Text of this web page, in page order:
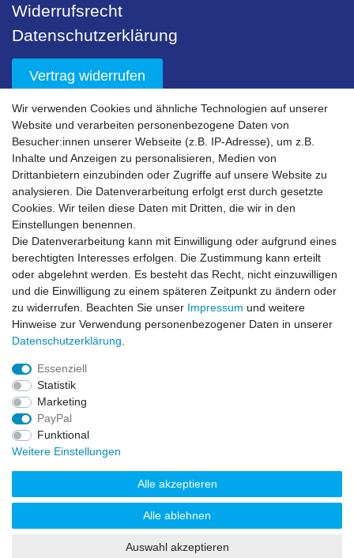
Widerrufsrecht
Datenschutzerklärung
Vertrag widerrufen
Unser Service
Sicherheit
Nachhaltigkeit
Downloads
Bestell- & Servicehotline
Akzeptierte Zahlungsarten
© 2022 FAHRZEUGTECHNIK NORD GmbH
Wir verwenden Cookies und ähnliche Technologien auf unserer
Website und verarbeiten personenbezogene Daten von
Besucher:innen unserer Webseite (z.B. IP-Adresse), um z.B.
Inhalte und Anzeigen zu personalisieren, Medien von
Drittanbietern einzubinden oder Zugriffe auf unsere Website zu
analysieren. Die Datenverarbeitung erfolgt erst durch gesetzte
Cookies. Wir teilen diese Daten mit Dritten, die wir in den
Einstellungen benennen.
Die Datenverarbeitung kann mit Einwilligung oder aufgrund eines
berechtigten Interesses erfolgen. Die Zustimmung kann erteilt
oder abgelehnt werden. Es besteht das Recht, nicht einzuwilligen
und die Einwilligung zu einem späteren Zeitpunkt zu ändern oder
zu widerrufen. Beachten Sie unser Impressum und weitere
Hinweise zur Verwendung personenbezogener Daten in unserer
Daten­schutz­erklärung
Essenziell
Statistik
Marketing
PayPal
Funktional
Weitere Einstellungen
Alle akzeptieren
Alle ablehnen
Auswahl akzeptieren